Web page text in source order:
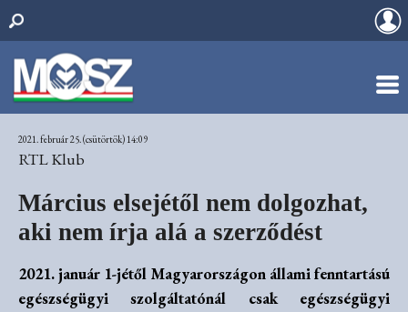
2021. február 25. (csütörtök) 14:09
RTL Klub
Március elsejétől nem dolgozhat,
aki nem írja alá a szerződést
2021. január 1-jétől Magyarországon állami fenntartású
egészségügyi szolgáltatónál csak egészségügyi